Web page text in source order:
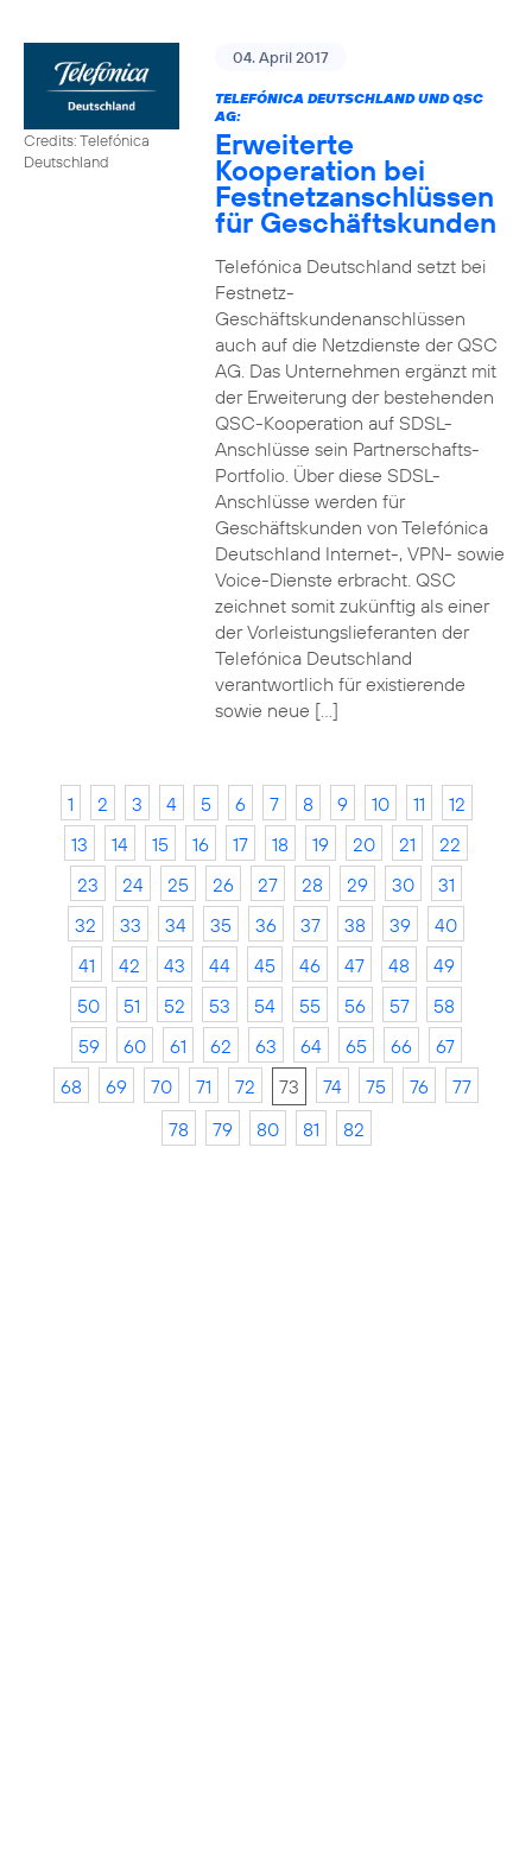
Credits: Telefónica
Deutschland
04. April 2017
TELEFÓNICA DEUTSCHLAND UND QSC
AG:
Erweiterte
Kooperation bei
Festnetzanschlüssen
für Geschäftskunden
Telefónica Deutschland setzt bei
Festnetz-
Geschäftskundenanschlüssen
auch auf die Netzdienste der QSC
AG. Das Unternehmen ergänzt mit
der Erweiterung der bestehenden
QSC-Kooperation auf SDSL-
Anschlüsse sein Partnerschafts-
Portfolio. Über diese SDSL-
Anschlüsse werden für
Geschäftskunden von Telefónica
Deutschland Internet-, VPN- sowie
Voice-Dienste erbracht. QSC
zeichnet somit zukünftig als einer
der Vorleistungslieferanten der
Telefónica Deutschland
verantwortlich für existierende
sowie neue […]
1 2 3 4 5 6 7 8 9 10 11
12
13
14 15 16 17 18 19 20 21
22
23
24 25 26 27 28 29 30
31
32
33 34 35 36 37 38 39
40
41
42 43 44 45 46 47 48
49
50
51 52 53 54 55 56 57
58
59
60 61 62 63 64 65 66
67
68
69 70 71 72 73 74 75 76
77
78
79 80 81 82